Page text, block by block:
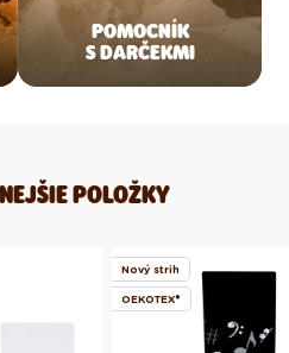
POMOCNÍK
S DARČEKMI
POLOŽKY
Nový strih
OEKOTEX®